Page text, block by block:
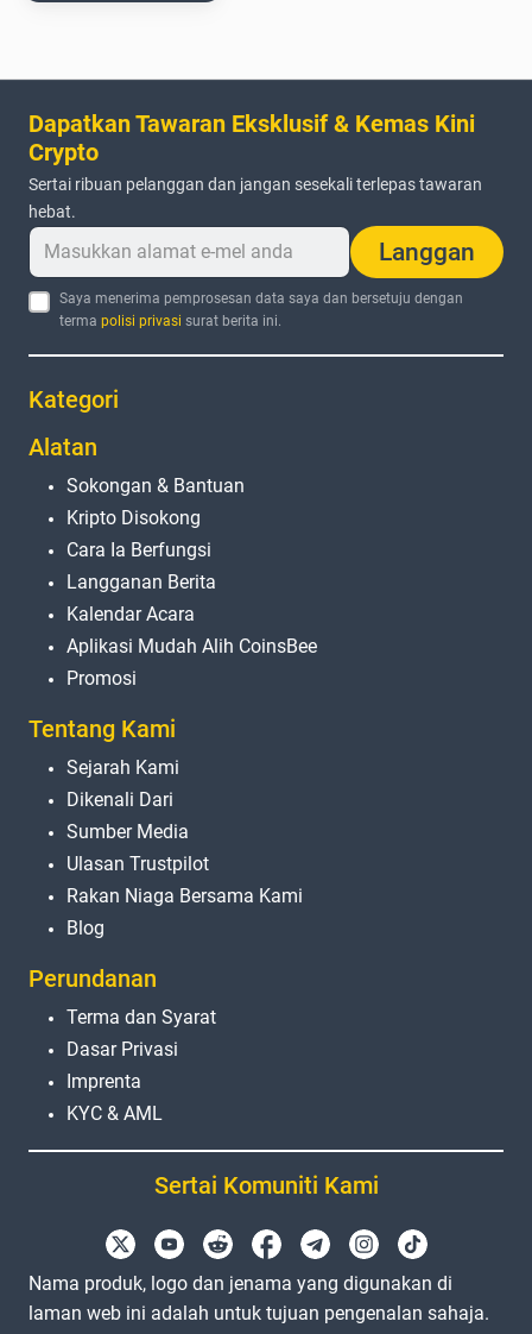
Dapatkan Tawaran Eksklusif & Kemas Kini
Crypto
Sertai ribuan pelanggan dan jangan sesekali terlepas tawaran
hebat.
Langgan
Saya menerima pemprosesan data saya dan bersetuju dengan
termapolisi privasi surat berita ini.
Kategori
Alatan
Sokongan & Bantuan
Kripto Disokong
Cara Ia Berfungsi
Langganan Berita
Kalendar Acara
Aplikasi Mudah Alih CoinsBee
Promosi
Tentang Kami
Sejarah Kami
Dikenali Dari
Sumber Media
Ulasan Trustpilot
Rakan Niaga Bersama Kami
Blog
Perundanan
Terma dan Syarat
Dasar Privasi
Imprenta
KYC & AML
Sertai Komuniti Kami
Nama produk, logo dan jenama yang digunakan di
laman web ini adalah untuk tujuan pengenalan sahaja.